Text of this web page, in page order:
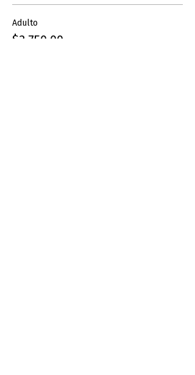
Adulto
$3,750.00